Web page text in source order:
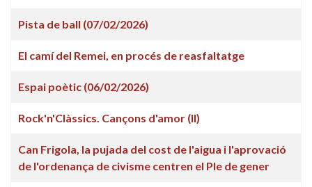
Pista de ball (07/02/2026)
El camí del Remei, en procés de reasfaltatge
Espai poètic (06/02/2026)
Rock'n'Clàssics. Cançons d'amor (II)
Can Frigola, la pujada del cost de l'aigua i l'aprovació
de l'ordenança de civisme centren el Ple de gener